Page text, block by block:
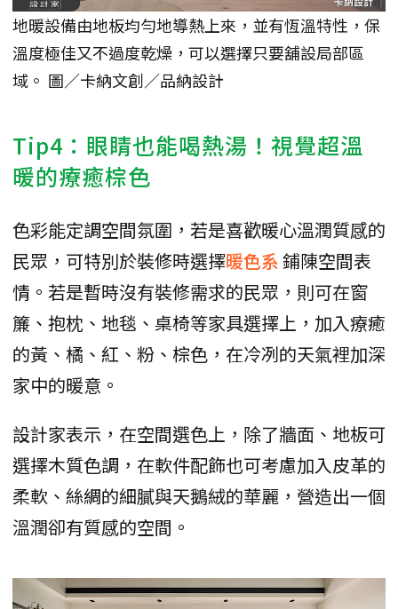
地暖設備由地板均勻地導熱上來，並有恆溫特性，保
溫度極佳又不過度乾燥，可以選擇只要舖設局部區
域。 圖／卡納文創／品納設計
Tip4：眼睛也能喝熱湯！視覺超溫
暖的療癒棕色
色彩能定調空間氛圍，若是喜歡暖心溫潤質感的
民眾，可特別於裝修時選擇暖色系鋪陳空間表
情。若是暫時沒有裝修需求的民眾，則可在窗
簾、抱枕、地毯、桌椅等家具選擇上，加入療癒
的黃、橘、紅、粉、棕色，在冷冽的天氣裡加深
家中的暖意。
設計家表示，在空間選色上，除了牆面、地板可
選擇木質色調，在軟件配飾也可考慮加入皮革的
柔軟、絲綢的細膩與天鵝絨的華麗，營造出一個
溫潤卻有質感的空間。